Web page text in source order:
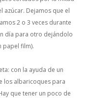
azúcar. Dejamos que el
2 o 3 veces durante
día para otro dejándolo
papel film).
con la ayuda de un
los albaricoques para
que tener un poco de